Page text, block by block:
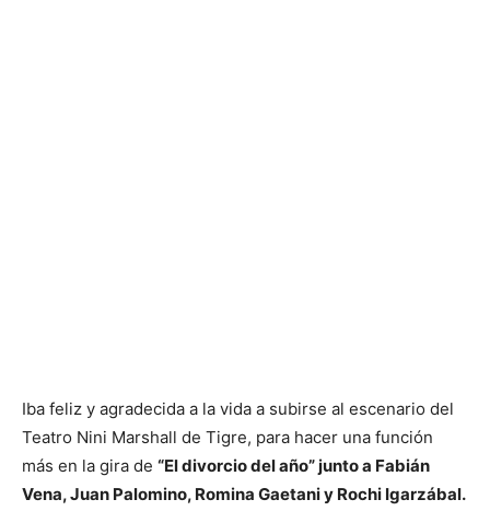
Iba feliz y agradecida a la vida a subirse al escenario del
Teatro Nini Marshall de Tigre, para hacer una función
más en la gira de “El divorcio del año” junto a Fabián
Vena, Juan Palomino, Romina Gaetani y Rochi Igarzábal.